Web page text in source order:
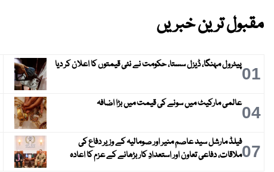
مقبول ترین خبریں
01پیٹرول مہنگا، ڈیزل سستا، حکومت نے نئی قیمتوں کا اعلان کر دیا
04عالمی مارکیٹ میں سونے کی قیمت میں بڑا اضافہ
07فیلڈ مارشل سید عاصم منیر اور صومالیہ کے وزیر دفاع کی
ملاقات، دفاعی تعاون اور استعدادِ کار بڑھانے کے عزم کا اعادہ